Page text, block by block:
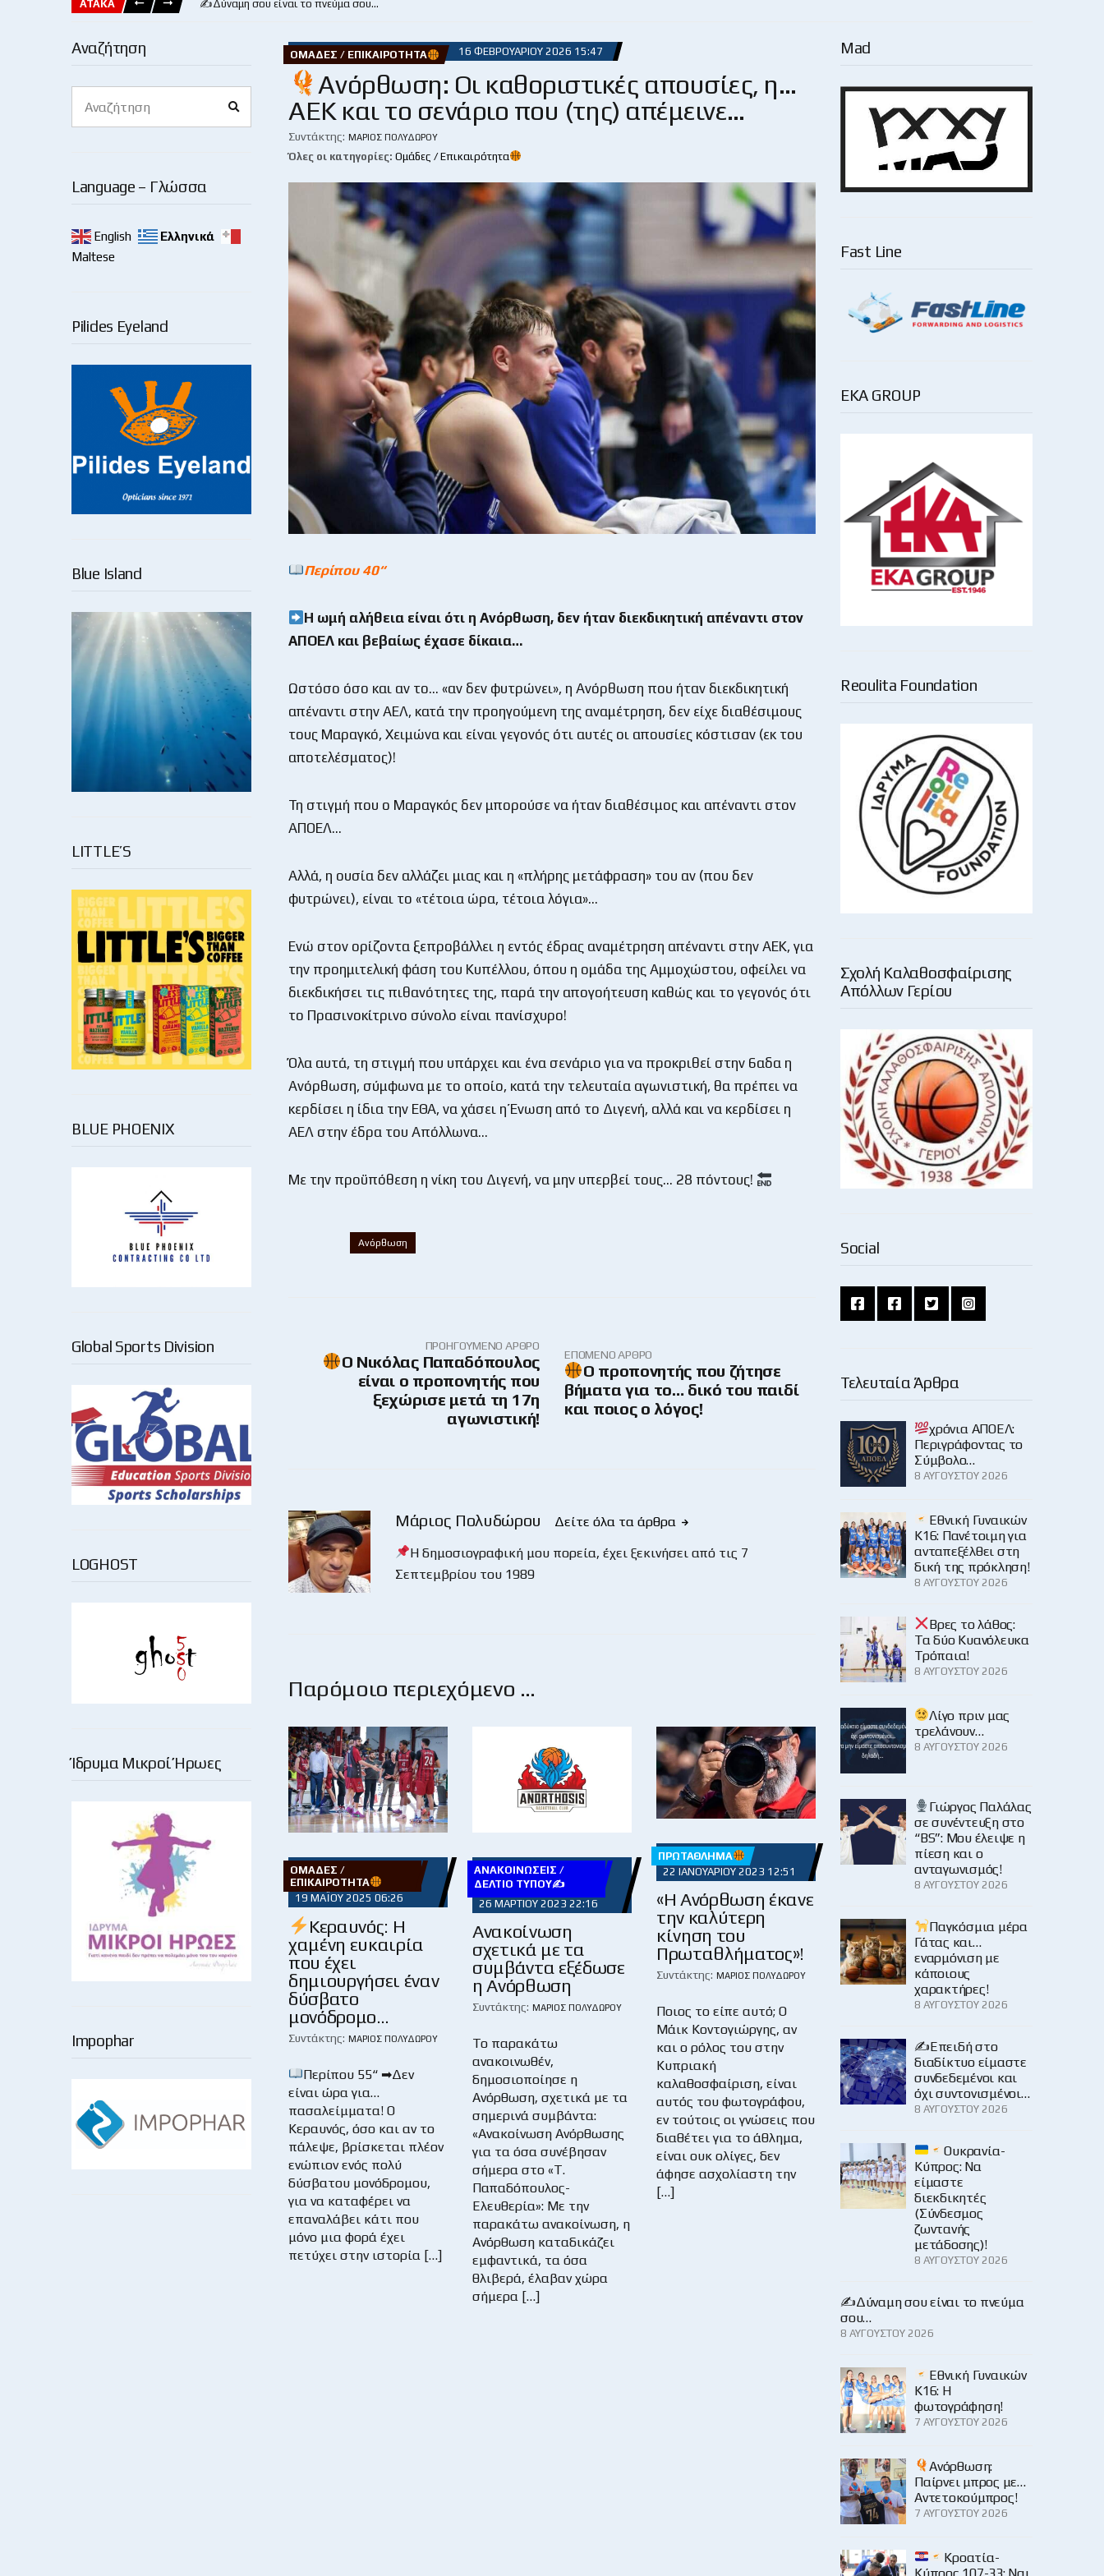
ΑΤΑΚΑ ✍️Δύναμη σου είναι το πνεύμα σου…
Αναζήτηση
for:
Language – Γλώσσα
English
Ελληνικά
Maltese
Pilides Eyeland
Blue Island
LITTLE’S
BLUE PHOENIX
Global Sports Division
LOGHOST
Ίδρυμα Μικροί Ήρωες
Impophar
ΟΜΆΔΕΣ / ΕΠΙΚΑΙΡΌΤΗΤΑ 16 ΦΕΒΡΟΥΑΡΊΟΥ 2026 15:47
Ανόρθωση: Οι καθοριστικές απουσίες, η…
ΑΕΚ και το σενάριο που (της) απέμεινε…
Συντάκτης: ΜΆΡΙΟΣ ΠΟΛΥΔΏΡΟΥ
Όλες οι κατηγορίες: Ομάδες / Επικαιρότητα
Περίπου 40“
Η ωμή αλήθεια είναι ότι η Ανόρθωση, δεν ήταν διεκδικητική απέναντι στον
ΑΠΟΕΛ και βεβαίως έχασε δίκαια…
Ωστόσο όσο και αν το… «αν δεν φυτρώνει», η Ανόρθωση που ήταν διεκδικητική
απέναντι στην ΑΕΛ, κατά την προηγούμενη της αναμέτρηση, δεν είχε διαθέσιμους
τους Μαραγκό, Χειμώνα και είναι γεγονός ότι αυτές οι απουσίες κόστισαν (εκ του
αποτελέσματος)!
Τη στιγμή που ο Μαραγκός δεν μπορούσε να ήταν διαθέσιμος και απέναντι στον
ΑΠΟΕΛ…
Αλλά, η ουσία δεν αλλάζει μιας και η «πλήρης μετάφραση» του αν (που δεν
φυτρώνει), είναι το «τέτοια ώρα, τέτοια λόγια»…
Ενώ στον ορίζοντα ξεπροβάλλει η εντός έδρας αναμέτρηση απέναντι στην ΑΕΚ, για
την προημιτελική φάση του Κυπέλλου, όπου η ομάδα της Αμμοχώστου, οφείλει να
διεκδικήσει τις πιθανότητες της, παρά την απογοήτευση καθώς και το γεγονός ότι
το Πρασινοκίτρινο σύνολο είναι πανίσχυρο!
Όλα αυτά, τη στιγμή που υπάρχει και ένα σενάριο για να προκριθεί στην 6αδα η
Ανόρθωση, σύμφωνα με το οποίο, κατά την τελευταία αγωνιστική, θα πρέπει να
κερδίσει η ίδια την ΕΘΑ, να χάσει η Ένωση από το Διγενή, αλλά και να κερδίσει η
ΑΕΛ στην έδρα του Απόλλωνα…
Με την προϋπόθεση η νίκη του Διγενή, να μην υπερβεί τους… 28 πόντους!
Ανόρθωση
ΠΡΟΗΓΟΎΜΕΝΟ ΆΡΘΡΟ
Ο Νικόλας Παπαδόπουλος
είναι ο προπονητής που
ξεχώρισε μετά τη 17η
αγωνιστική!
ΕΠΌΜΕΝΟ ΆΡΘΡΟ
O προπονητής που ζήτησε
βήματα για το… δικό του παιδί
και ποιος ο λόγος!
Μάριος Πολυδώρου
Δείτε όλα τα άρθρα
Η δημοσιογραφική μου πορεία, έχει ξεκινήσει από τις 7
Σεπτεμβρίου του 1989
Παρόμοιο περιεχόμενο …
ΟΜΆΔΕΣ /
ΕΠΙΚΑΙΡΌΤΗΤΑ
19 ΜΑΪ́ΟΥ 2025 06:26
Κεραυνός: Η
χαμένη ευκαιρία
που έχει
δημιουργήσει έναν
δύσβατο
μονόδρομο…
Συντάκτης: ΜΆΡΙΟΣ ΠΟΛΥΔΏΡΟΥ
Περίπου 55“ ➡Δεν
είναι ώρα για…
πασαλείμματα! Ο
Κεραυνός, όσο και αν το
πάλεψε, βρίσκεται πλέον
ενώπιον ενός πολύ
δύσβατου μονόδρομου,
για να καταφέρει να
επαναλάβει κάτι που
μόνο μια φορά έχει
πετύχει στην ιστορία […]
ΑΝΑΚΟΙΝΏΣΕΙΣ /
ΔΕΛΤΊΟ ΤΎΠΟΥ✍
26 ΜΑΡΤΊΟΥ 2023 22:16
Ανακοίνωση
σχετικά με τα
συμβάντα εξέδωσε
η Ανόρθωση
Συντάκτης: ΜΆΡΙΟΣ ΠΟΛΥΔΏΡΟΥ
Το παρακάτω
ανακοινωθέν,
δημοσιοποίησε η
Ανόρθωση, σχετικά με τα
σημερινά συμβάντα:
«Ανακοίνωση Ανόρθωσης
για τα όσα συνέβησαν
σήμερα στο «Τ.
Παπαδόπουλος-
Ελευθερία»: Με την
παρακάτω ανακοίνωση, η
Ανόρθωση καταδικάζει
εμφαντικά, τα όσα
θλιβερά, έλαβαν χώρα
σήμερα […]
ΠΡΩΤΆΘΛΗΜΑ
22 ΙΑΝΟΥΑΡΊΟΥ 2023 12:51
«Η Ανόρθωση έκανε
την καλύτερη
κίνηση του
Πρωταθλήματος»!
Συντάκτης: ΜΆΡΙΟΣ ΠΟΛΥΔΏΡΟΥ
Ποιος το είπε αυτό; Ο
Μάικ Κοντογιώργης, αν
και ο ρόλος του στην
Κυπριακή
καλαθοσφαίριση, είναι
αυτός του φωτογράφου,
εν τούτοις οι γνώσεις που
διαθέτει για το άθλημα,
είναι ουκ ολίγες, δεν
άφησε ασχολίαστη την
[…]
Mad
Fast Line
EKA GROUP
Reoulita Foundation
Σχολή Καλαθοσφαίρισης
Απόλλων Γερίου
Social
Τελευταία Άρθρα
χρόνια ΑΠΟΕΛ:
Περιγράφοντας το
Σύμβολο…
8 ΑΥΓΟΎΣΤΟΥ 2026
Εθνική Γυναικών
Κ16: Πανέτοιμη για
ανταπεξέλθει στη
δική της πρόκληση!
8 ΑΥΓΟΎΣΤΟΥ 2026
Βρες το λάθος:
Τα δύο Κυανόλευκα
Τρόπαια!
8 ΑΥΓΟΎΣΤΟΥ 2026
Λίγο πριν μας
τρελάνουν…
8 ΑΥΓΟΎΣΤΟΥ 2026
Γιώργος Παλάλας
σε συνέντευξη στο
“BS”: Μου έλειψε η
πίεση και ο
ανταγωνισμός!
8 ΑΥΓΟΎΣΤΟΥ 2026
Παγκόσμια μέρα
Γάτας και…
εναρμόνιση με
κάποιους
χαρακτήρες!
8 ΑΥΓΟΎΣΤΟΥ 2026
✍️Επειδή στο
διαδίκτυο είμαστε
συνδεδεμένοι και
όχι συντονισμένοι…
8 ΑΥΓΟΎΣΤΟΥ 2026
Ουκρανία-
Κύπρος: Να
είμαστε
διεκδικητές
(Σύνδεσμος
ζωντανής
μετάδοσης)!
8 ΑΥΓΟΎΣΤΟΥ 2026
✍️Δύναμη σου είναι το πνεύμα
σου…
8 ΑΥΓΟΎΣΤΟΥ 2026
Εθνική Γυναικών
Κ16: Η
φωτογράφηση!
7 ΑΥΓΟΎΣΤΟΥ 2026
Ανόρθωση:
Παίρνει μπρος με…
Αντετοκούμπρος!
7 ΑΥΓΟΎΣΤΟΥ 2026
Κροατία-